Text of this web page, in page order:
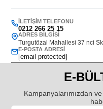
İLETIŞIM TELEFONU
0212 266 25 15
ADRES BILGISI
Turgutözal Mahallesi 37 nci
E-POSTA ADRESI
[email protected]
E-
Kampanyalarımızdan